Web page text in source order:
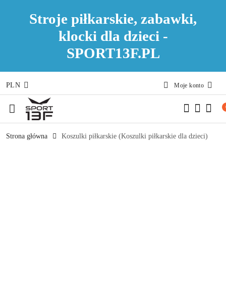
Stroje piłkarskie, zabawki,
klocki dla dzieci -
SPORT13F.PL
Przejdź do treści głównej
Przejdź do wyszukiwarki
Przejdź do moje konto
Przejdź do menu głównego
Przejdź do opisu produktu
Przejdź do stopki
PLN Moje konto
Strona główna Koszulki piłkarskie (Koszulki piłkarskie dla dzieci)